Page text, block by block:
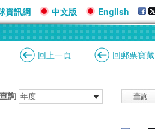
資訊網 中文版 English
回上一頁 回郵票寶藏
詢